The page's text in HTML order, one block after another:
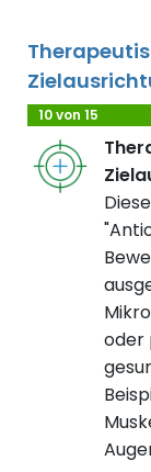
10 von 15
oder